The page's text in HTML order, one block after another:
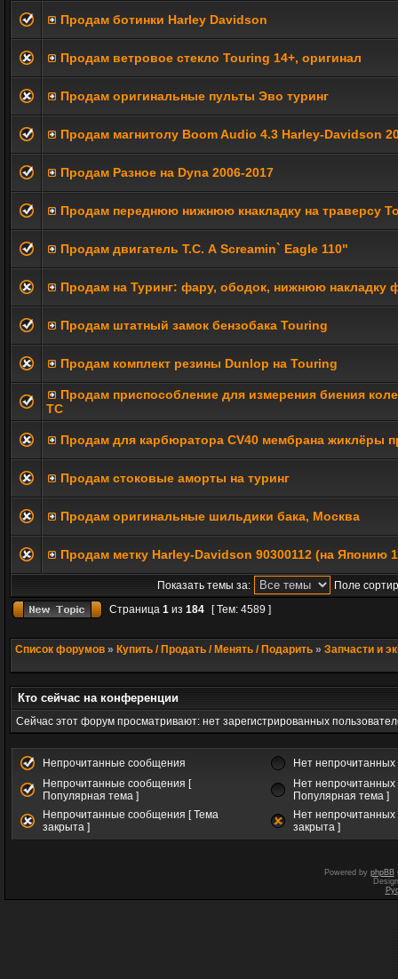
Продам ботинки Harley Davidson
Продам ветровое стекло Touring 14+, оригинал
Продам оригинальные пульты Эво туринг
Продам магнитолу Boom Audio 4.3 Harley-Davidson
Продам Разное на Dyna 2006-2017
Продам переднюю нижнюю кнакладку на траверсу
Продам двигатель Т.С. А Screamin` Eagle 110"
Продам на Туринг: фару, ободок, нижнюю накладку
Продам штатный замок бензобака Touring
Продам комплект резины Dunlop на Touring
Продам приспособление для измерения биения
TC
Продам для карбюратора CV40 мембрана жиклёры
Продам стоковые аморты на туринг
Продам оригинальные шильдики бака, Москва
Продам метку Harley-Davidson 90300112 (на Японию
Показать темы за:
Поле
Страница 1 из 184 [ Тем: 4589 ]
Список форумов » Купить / Продать / Менять / Подарить » Запчасти и
Кто сейчас на конференции
Сейчас этот форум просматривают: нет зарегистрированных
Непрочитанные сообщения
Нет
Непрочитанные сообщения [
Популярная тема ]
Нет
Популярная тема ]
Непрочитанные сообщения [ Тема
закрыта ]
Нет
закрыта ]
Powered by phpBB